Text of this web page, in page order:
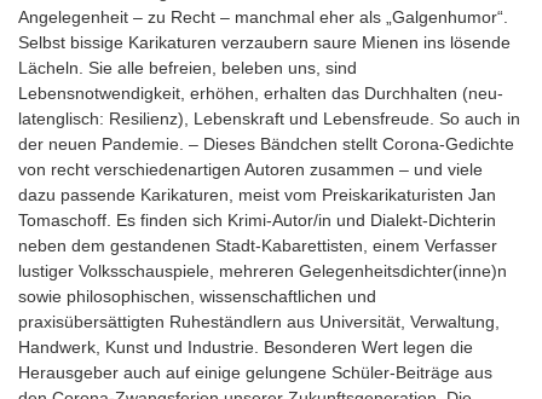
Angelegenheit – zu Recht – manchmal eher als „Galgenhumor“.
Selbst bissige Karikaturen verzaubern saure Mienen ins lösende
Lächeln. Sie alle befreien, beleben uns, sind
Lebensnotwendigkeit, erhöhen, erhalten das Durchhalten (neu-
latenglisch: Resilienz), Lebenskraft und Lebensfreude. So auch in
der neuen Pandemie. – Dieses Bändchen stellt Corona-Gedichte
von recht verschiedenartigen Autoren zusammen – und viele
dazu passende Karikaturen, meist vom Preiskarikaturisten Jan
Tomaschoff. Es finden sich Krimi-Autor/in und Dialekt-Dichterin
neben dem gestandenen Stadt-Kabarettisten, einem Verfasser
lustiger Volksschauspiele, mehreren Gelegenheitsdichter(inne)n
sowie philosophischen, wissenschaftlichen und
praxisübersättigten Ruheständlern aus Universität, Verwaltung,
Handwerk, Kunst und Industrie. Besonderen Wert legen die
Herausgeber auch auf einige gelungene Schüler-Beiträge aus